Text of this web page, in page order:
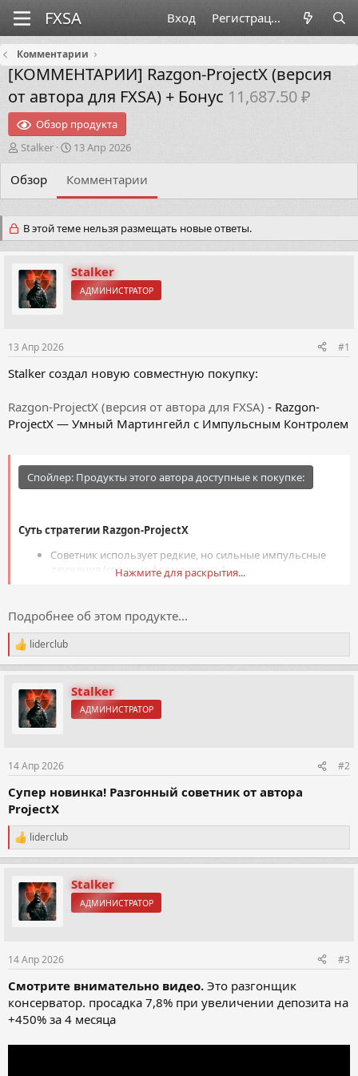
Вход Регистрация
Комментарии
[КОММЕНТАРИИ] Razgon-ProjectX (версия
от автора для FXSA) + Бонус 11,687.50 ₽
Обзор продукта
А
т
е
Stalker
Д
т
ч
а
13 Апр 2026
Обзор Комментарии
В этой теме нельзя размещать новые ответы.
Stalker
АДМИНИСТРАТОР
13 Апр 2026 #1
Stalker создал новую совместную покупку:
Razgon-ProjectX (версия от автора для FXSA) - Razgon-
ProjectX — Умный Мартингейл с Импульсным Контролем
Спойлер: Продукты этого автора доступные к покупке:
Суть стратегии Razgon-ProjectX
Советник использует редкие, но сильные импульсные
движения (свечные формации на 1...
Нажмите для раскрытия...
Подробнее об этом продукте...
Р
е
а
ц
и
liderclub
Stalker
АДМИНИСТРАТОР
14 Апр 2026 #2
Супер новинка! Разгонный советник от автора
ProjectX
Р
е
а
ц
и
liderclub
Stalker
АДМИНИСТРАТОР
14 Апр 2026 #3
Смотрите внимательно видео. Это разгонщик
консерватор. просадка 7,8% при увеличении депозита на
+450% за 4 месяца